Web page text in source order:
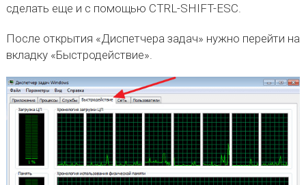
сделать еще и с помощью CTRL-SHIFT-ESC.
После открытия «Диспетчера задач» нужно перейти на
вкладку «Быстродействие».